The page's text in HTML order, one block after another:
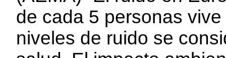
de cada 5 personas
niveles de ruido se